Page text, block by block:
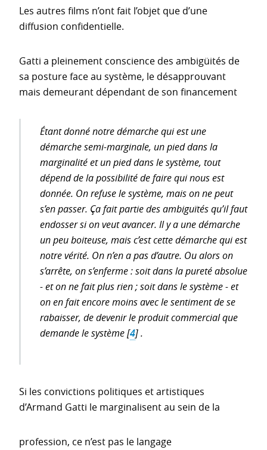
Les autres films n’ont fait l’objet que d’une
diffusion confidentielle.
Gatti a pleinement conscience des ambigüités de
sa posture face au système, le désapprouvant
mais demeurant dépendant de son financement
Étant donné notre démarche qui est une
démarche semi-marginale, un pied dans la
marginalité et un pied dans le système, tout
dépend de la possibilité de faire qui nous est
donnée. On refuse le système, mais on ne peut
s’en passer. Ça fait partie des ambiguïtés qu’il faut
endosser si on veut avancer. Il y a une démarche
un peu boiteuse, mais c’est cette démarche qui est
notre vérité. On n’en a pas d’autre. Ou alors on
s’arrête, on s’enferme : soit dans la pureté absolue
- et on ne fait plus rien ; soit dans le système - et
on en fait encore moins avec le sentiment de se
rabaisser, de devenir le produit commercial que
demande le système[4].
Si les convictions politiques et artistiques
d’Armand Gatti le marginalisent au sein de la
profession, ce n’est pas le langage